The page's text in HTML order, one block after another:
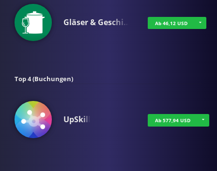
Gläser & Geschi… Ab 46,12 USD
Top 4 (Buchungen)
UpSkill Ab 577,94 USD